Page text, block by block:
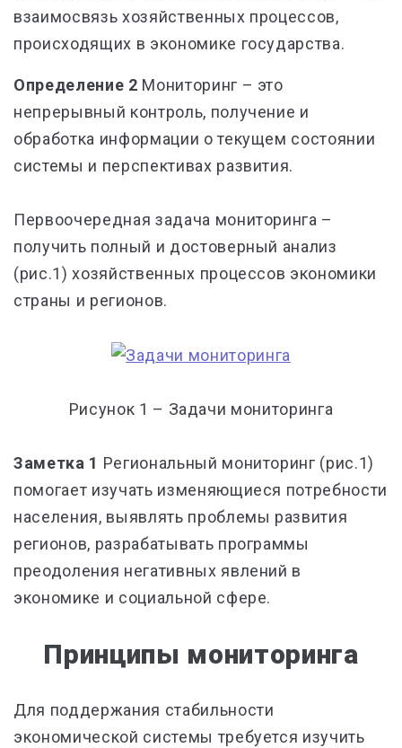
взаимосвязь хозяйственных процессов,
происходящих в экономике государства.
Определение 2 Мониторинг – это
непрерывный контроль, получение и
обработка информации о текущем состоянии
системы и перспективах развития.
Первоочередная задача мониторинга –
получить полный и достоверный анализ
(рис.1) хозяйственных процессов экономики
страны и регионов.
Рисунок 1 – Задачи мониторинга
Заметка 1 Региональный мониторинг (рис.1)
помогает изучать изменяющиеся потребности
населения, выявлять проблемы развития
регионов, разрабатывать программы
преодоления негативных явлений в
экономике и социальной сфере.
Принципы мониторинга
Для поддержания стабильности
экономической системы требуется изучить